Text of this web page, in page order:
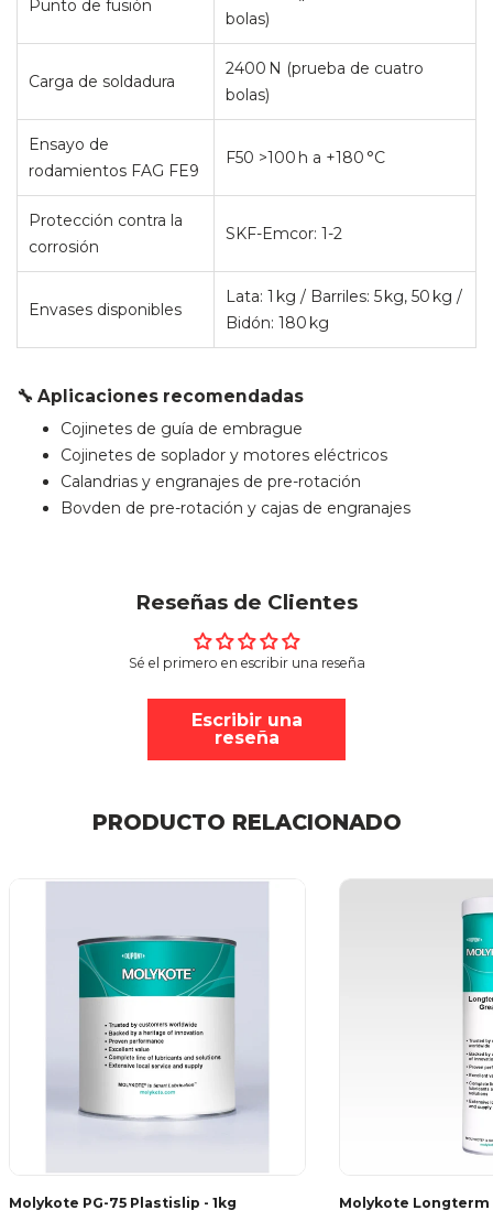
Punto de fusión
bolas)
Carga de soldadura
2400 N (prueba de cuatro
bolas)
Ensayo de
rodamientos FAG FE9
F50 >100 h a +180 °C
Protección contra la
corrosión
SKF-Emcor: 1-2
Envases disponibles
Lata: 1 kg / Barriles: 5 kg, 50 kg /
Bidón: 180 kg
🔧 Aplicaciones recomendadas
Cojinetes de guía de embrague
Cojinetes de soplador y motores eléctricos
Calandrias y engranajes de pre-rotación
Bovden de pre-rotación y cajas de engranajes
Reseñas de Clientes
Sé el primero en escribir una reseña
Escribir una
reseña
PRODUCTO RELACIONADO
Molykote PG-75 Plastislip - 1kg Molykote Longterm